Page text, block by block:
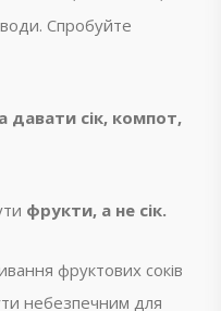
Спробуйте
сік, компот,
фрукти, а не сік.
фруктових соків
небезпечним для